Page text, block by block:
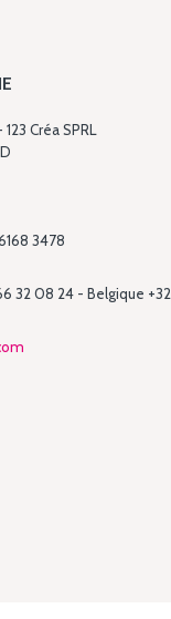
Créa SPRL
3478
32 08 24 - Belgique +32